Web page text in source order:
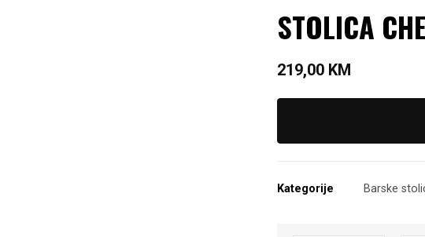
STOLICA
219,00 KM
Kategorije Barske